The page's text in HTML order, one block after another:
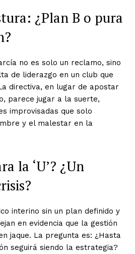
¿Plan B o pura
no es solo un reclamo, sino
de liderazgo en un club que
directiva, en lugar de apostar
parece jugar a la suerte,
improvisadas que solo
y el malestar en la
la ‘U’? ¿Un
interino sin un plan definido y
en evidencia que la gestión
jaque. La pregunta es: ¿Hasta
seguirá siendo la estrategia?